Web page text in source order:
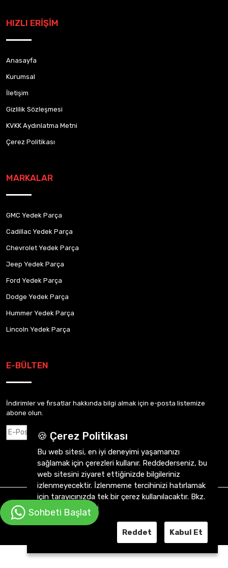
HIZLI ERİŞİM
Anasayfa
Kurumsal
İletişim
Gizlilik Sözleşmesi
KVKK Aydınlatma Metni
Çerez Politikası
MARKALAR
GMC Yedek Parça
Cadillac Yedek Parça
Chevrolet Yedek Parça
Jeep Yedek Parça
Ford Yedek Parça
Dodge Yedek Parça
Hummer Yedek Parça
Lincoln Yedek Parça
E-BÜLTEN
İndirimler ve fırsatlar hakkında bilgi almak için e-posta listemize
abone olun.
Abone Ol
CVY Otomotiv 2026 ©
Sohbeti Başlat
🍪 Çerez Politikası
Bu web sitesi, en iyi deneyimi yaşamanızı
sağlamak için çerezleri kullanır. Reddederseniz, bu
web sitesini ziyaret ettiğinizde bilgileriniz
izlenmeyecektir. İzlenmeme tercihinizi hatırlamak
için tarayıcınızda tek bir çerez kullanılacaktır. Bkz.
Gizlilik Sözleşmesi
Reddet Kabul Et